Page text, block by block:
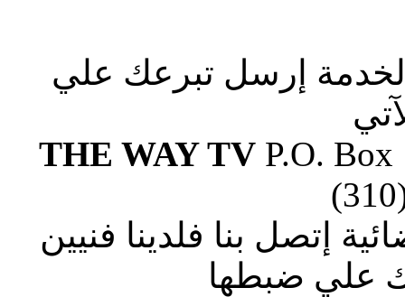
إرسل تبرعك علي
THE WAY TVP.O. Box
إتصل بنا فلدينا فنيين
علي ضبطها